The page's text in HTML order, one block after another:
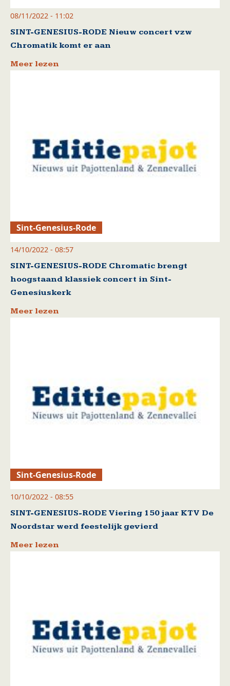
08/11/2022 - 11:02
SINT-GENESIUS-RODE Nieuw concert vzw
Chromatik komt er aan
Meer lezen
Sint-Genesius-Rode
14/10/2022 - 08:57
SINT-GENESIUS-RODE Chromatic brengt
hoogstaand klassiek concert in Sint-
Genesiuskerk
Meer lezen
Sint-Genesius-Rode
10/10/2022 - 08:55
SINT-GENESIUS-RODE Viering 150 jaar KTV De
Noordstar werd feestelijk gevierd
Meer lezen